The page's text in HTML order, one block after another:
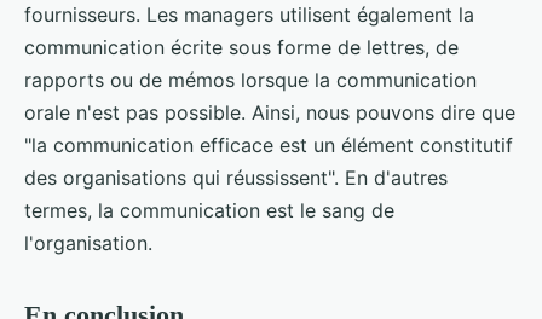
fournisseurs. Les managers utilisent également la
communication écrite sous forme de lettres, de
rapports ou de mémos lorsque la communication
orale n'est pas possible. Ainsi, nous pouvons dire que
"la communication efficace est un élément constitutif
des organisations qui réussissent". En d'autres
termes, la communication est le sang de
l'organisation.